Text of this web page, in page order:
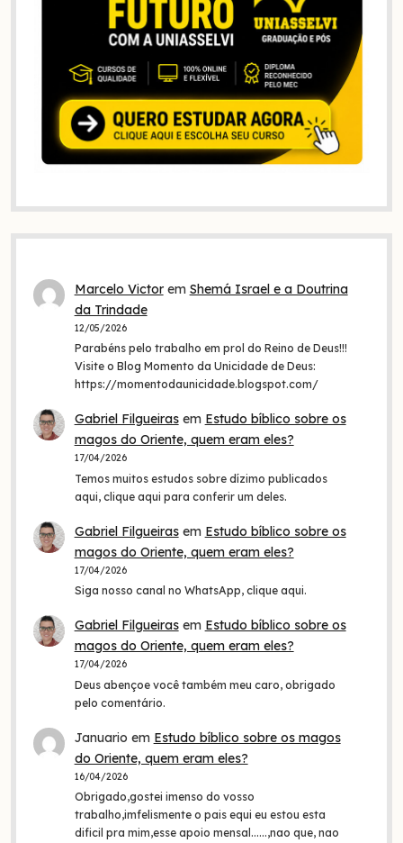
Marcelo Victorem Shemá Israel e a Doutrina
da Trindade
12/05/2026
Parabéns pelo trabalho em prol do Reino de Deus!!!
Visite o Blog Momento da Unicidade de Deus:
https://momentodaunicidade.blogspot.com/
Gabriel Filgueirasem Estudo bíblico sobre os
magos do Oriente, quem eram eles?
17/04/2026
Temos muitos estudos sobre dízimo publicados
aqui, clique aqui para conferir um deles.
Gabriel Filgueirasem Estudo bíblico sobre os
magos do Oriente, quem eram eles?
17/04/2026
Siga nosso canal no WhatsApp, clique aqui.
Gabriel Filgueirasem Estudo bíblico sobre os
magos do Oriente, quem eram eles?
17/04/2026
Deus abençoe você também meu caro, obrigado
pelo comentário.
Januario em Estudo bíblico sobre os magos
do Oriente, quem eram eles?
16/04/2026
Obrigado,gostei imenso do vosso
trabalho,imfelismente o pais equi eu estou esta
dificil pra mim,esse apoio mensal......,nao que, nao